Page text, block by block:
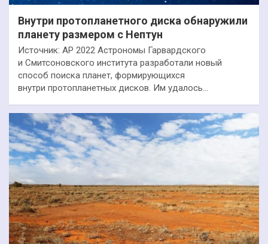
Внутри протопланетного диска обнаружили
планету размером с Нептун
Источник: AP 2022 Астрономы Гарвардского
и Смитсоновского института разработали новый
способ поиска планет, формирующихся
внутри протопланетных дисков. Им удалось…